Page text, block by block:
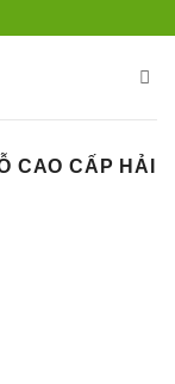
CAO CẤP HẢI